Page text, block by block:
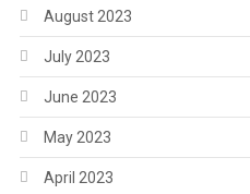
August 2023
July 2023
June 2023
May 2023
April 2023